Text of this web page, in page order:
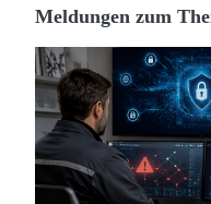
Meldungen zum